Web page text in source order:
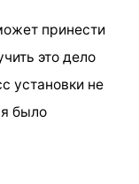
принести
это дело
установки не
было